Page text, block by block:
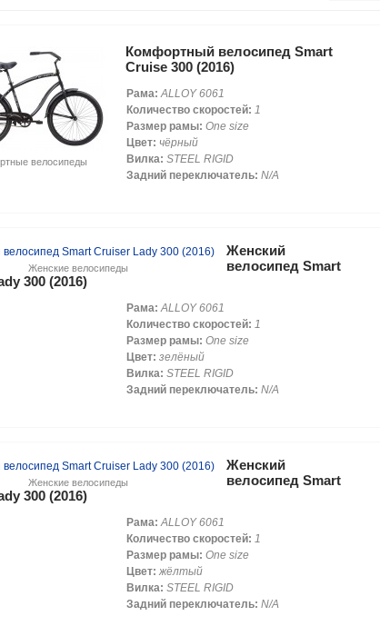
велосипеды
Комфортный велосипед Smart
Cruise 300 (2016)
Рама: ALLOY 6061
Количество скоростей: 1
Размер рамы: One size
Цвет: чёрный
Вилка: STEEL RIGID
Задний переключатель: N/A
Женские велосипеды
Женский
велосипед Smart
300 (2016)
Рама: ALLOY 6061
Количество скоростей: 1
Размер рамы: One size
Цвет: зелёный
Вилка: STEEL RIGID
Задний переключатель: N/A
Женские велосипеды
Женский
велосипед Smart
300 (2016)
Рама: ALLOY 6061
Количество скоростей: 1
Размер рамы: One size
Цвет: жёлтый
Вилка: STEEL RIGID
Задний переключатель: N/A